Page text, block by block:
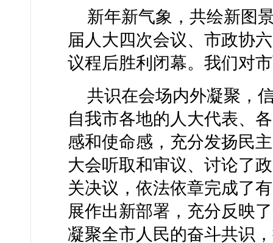
新年新气象，共绘新图
届人大四次会议、市政协
议程后胜利闭幕。我们对
共识在会场内外凝聚，
自我市各地的人大代表、
感和使命感，充分发扬民
大会听取和审议、讨论了
关决议，依法依章完成了
展作出新部署，充分反映
凝聚全市人民的奋斗共识